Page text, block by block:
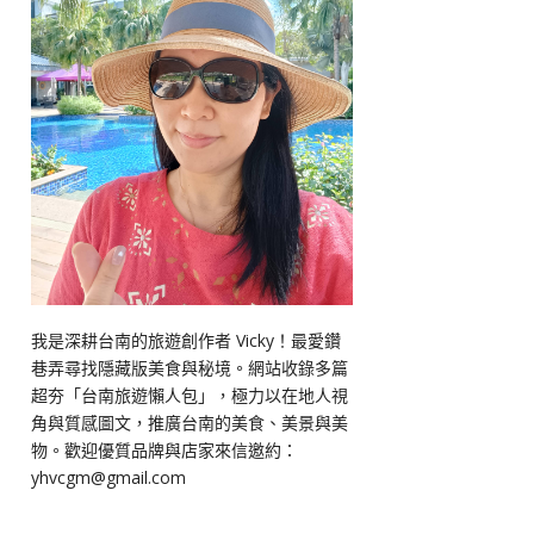
我是深耕台南的旅遊創作者 Vicky！最愛鑽
巷弄尋找隱藏版美食與秘境。網站收錄多篇
超夯「台南旅遊懶人包」，極力以在地人視
角與質感圖文，推廣台南的美食、美景與美
物。歡迎優質品牌與店家來信邀約：
yhvcgm@gmail.com